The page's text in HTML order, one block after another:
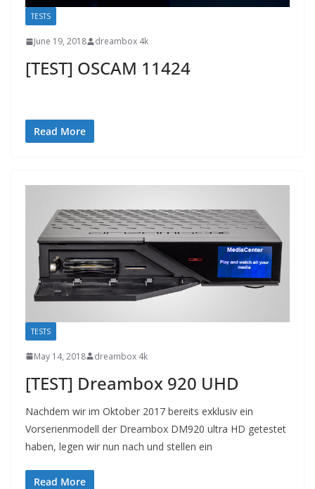
TESTS
June 19, 2018 dreambox 4k
[TEST] OSCAM 11424
Read More
TESTS
May 14, 2018 dreambox 4k
[TEST] Dreambox 920 UHD
Nachdem wir im Oktober 2017 bereits exklusiv ein
Vorserienmodell der Dreambox DM920 ultra HD getestet
haben, legen wir nun nach und stellen ein
Read More